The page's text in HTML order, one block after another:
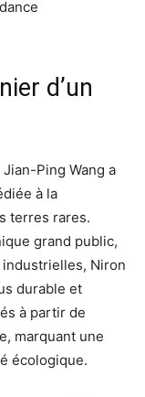
d’un
Ping Wang a
à la
terres rares.
grand public,
industrielles, Niron
durable et
à partir de
marquant une
écologique.